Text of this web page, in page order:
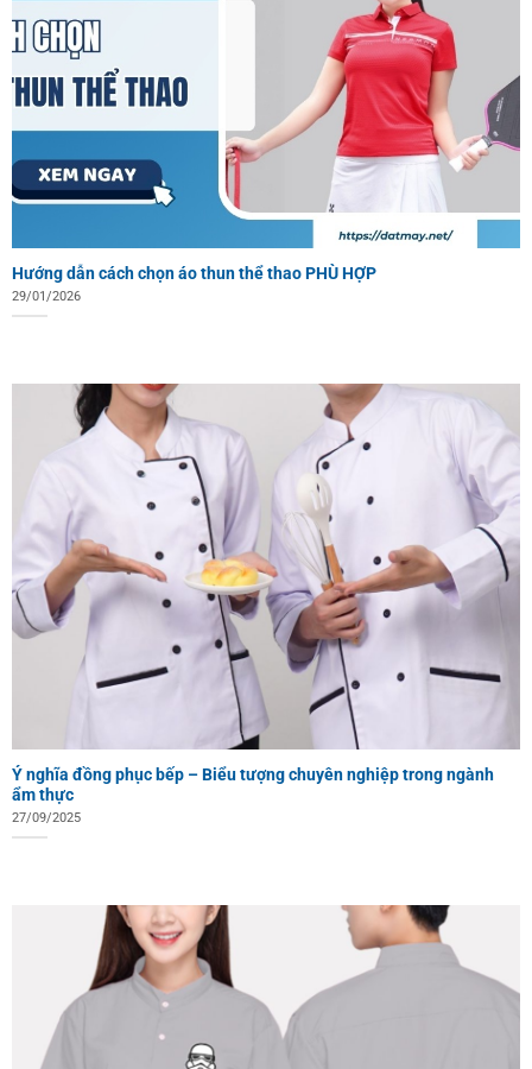
Hướng dẫn cách chọn áo thun thể thao PHÙ HỢP
29/01/2026
Ý nghĩa đồng phục bếp – Biểu tượng chuyên nghiệp trong ngành
ẩm thực
27/09/2025